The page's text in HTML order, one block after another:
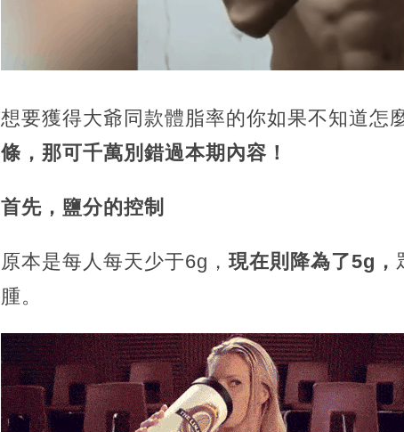
想要獲得大爺同款體脂率的你如果不知道怎
條，那可千萬別錯過本期內容！
首先，鹽分的控制
原本是每人每天少于6g，現在則降為了5g，
腫。